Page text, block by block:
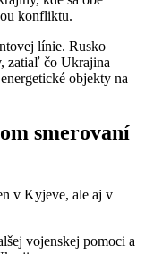
konfliktu.
línie. Rusko
zatiaľ čo Ukrajina
objekty na
smerovaní
v Kyjeve, ale aj v
vojenskej pomoci a